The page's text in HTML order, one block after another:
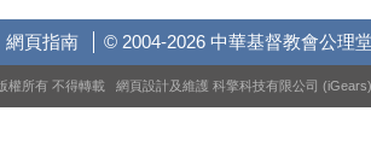
網頁指南 © 2004-2026 中華基督教會公理
權所有 不得轉載 網頁設計及維護 科擎科技有限公司 (iGears)